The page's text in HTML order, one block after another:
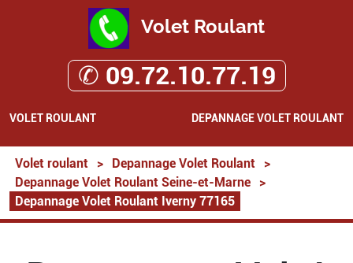
Volet Roulant
✆ 09.72.10.77.19
VOLET ROULANT DEPANNAGE VOLET ROULANT
Volet roulant > Depannage Volet Roulant
>
Depannage Volet Roulant Seine-et-Marne
>
Depannage Volet Roulant Iverny 77165